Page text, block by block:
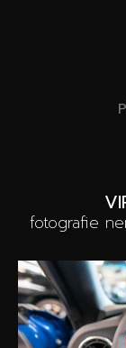
fotografie